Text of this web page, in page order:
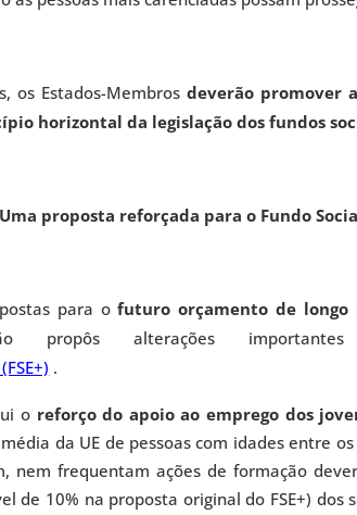
os Estados-Membros deverão promover
horizontal da legislação dos fundos
proposta reforçada para o Fundo
para ofuturo orçamento de longo
propôs alterações
.
o reforço do apoio ao emprego dos
da UE de pessoas com idades entre
nem frequentam ações de formação
de 10% na proposta original do FSE+) dos